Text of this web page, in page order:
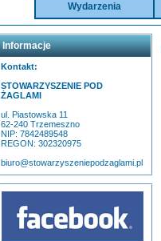
Wydarzenia
Informacje
Kontakt:
STOWARZYSZENIE POD
ŻAGLAMI
ul. Piastowska 11
62-240 Trzemeszno
NIP: 7842489548
REGON: 302320975
biuro@stowarzyszeniepodzaglami.pl